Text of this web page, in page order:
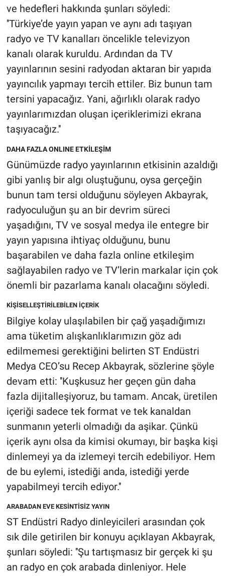
ve hedefleri hakkında şunları söyledi:
''Türkiye’de yayın yapan ve aynı adı taşıyan
radyo ve TV kanalları öncelikle televizyon
kanalı olarak kuruldu. Ardından da TV
yayınlarının sesini radyodan aktaran bir yapıda
yayıncılık yapmayı tercih ettiler. Biz bunun tam
tersini yapacağız. Yani, ağırlıklı olarak radyo
yayınlarımızdan oluşan içeriklerimizi ekrana
taşıyacağız.''
DAHA FAZLA ONLINE ETKİLEŞİM
Günümüzde radyo yayınlarının etkisinin azaldığı
gibi yanlış bir algı oluştuğunu, oysa gerçeğin
bunun tam tersi olduğunu söyleyen Akbayrak,
radyoculuğun şu an bir devrim süreci
yaşadığını, TV ve sosyal medya ile entegre bir
yayın yapısına ihtiyaç olduğunu, bunu
başarabilen ve daha fazla online etkileşim
sağlayabilen radyo ve TV’lerin markalar için çok
önemli bir pazarlama kanalı olacağını söyledi.
KİŞİSELLEŞTİRİLEBİLEN İÇERİK
Bilgiye kolay ulaşılabilen bir çağ yaşadığımızı
ama tüketim alışkanlıklarımızın göz adı
edilmemesi gerektiğini belirten ST Endüstri
Medya CEO’su Recep Akbayrak, sözlerine şöyle
devam etti: ''Kuşkusuz her geçen gün daha
fazla dijitalleşiyoruz, bu tamam. Ancak, üretilen
içeriği sadece tek format ve tek kanaldan
sunmanın yeterli olmadığı da aşikar. Çünkü
içerik aynı olsa da kimisi okumayı, bir başka kişi
dinlemeyi ya da izlemeyi tercih edebiliyor. Hem
de bu eylemi, istediği anda, istediği yerde
yapabilmeyi tercih ediyor.''
ARABADAN EVE KESİNTİSİZ YAYIN
ST Endüstri Radyo dinleyicileri arasından çok
sık dile getirilen bir konuyu açıklayan Akbayrak,
şunları söyledi: ''Şu tartışmasız bir gerçek ki şu
an radyo en çok arabada dinleniyor. Hele